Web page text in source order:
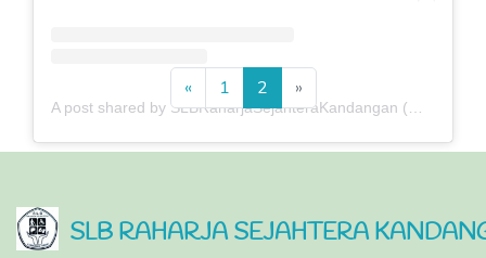
«Previous
1 2 »Next
SLB RAHARJA SEJAHTERA